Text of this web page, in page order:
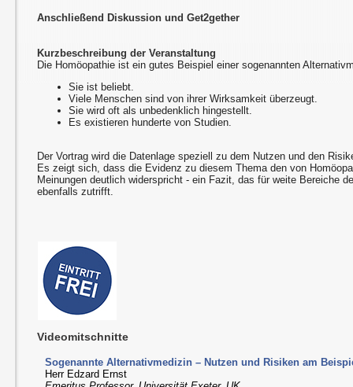
Anschließend Diskussion und Get2gether
Kurzbeschreibung der Veranstaltung
Die Homöopathie ist ein gutes Beispiel einer sogenannten
Sie ist beliebt.
Viele Menschen sind von ihrer Wirksamkeit überzeugt.
Sie wird oft als unbedenklich hingestellt.
Es existieren hunderte von Studien.
Der Vortrag wird die Datenlage speziell zu dem Nutzen und den
Es zeigt sich, dass die Evidenz zu diesem Thema den von
Meinungen deutlich widerspricht - ein Fazit, das für weite Bereiche
ebenfalls zutrifft.
Videomitschnitte
Sogenannte Alternativmedizin – Nutzen und Risiken am
Herr Edzard Ernst